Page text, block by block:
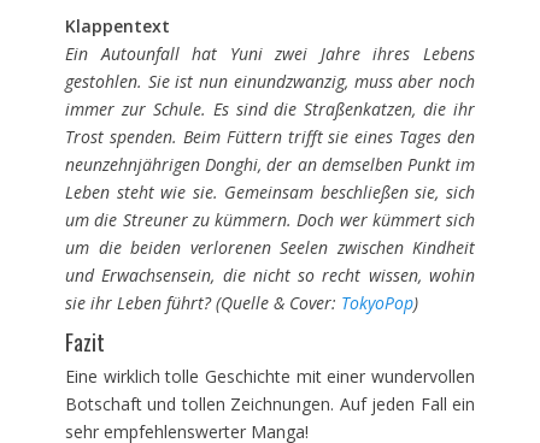
Klappentext
Ein Autounfall hat Yuni zwei Jahre ihres Lebens
gestohlen. Sie ist nun einundzwanzig, muss aber noch
immer zur Schule. Es sind die Straßenkatzen, die ihr
Trost spenden. Beim Füttern trifft sie eines Tages den
neunzehnjährigen Donghi, der an demselben Punkt im
Leben steht wie sie. Gemeinsam beschließen sie, sich
um die Streuner zu kümmern. Doch wer kümmert sich
um die beiden verlorenen Seelen zwischen Kindheit
und Erwachsensein, die nicht so recht wissen, wohin
sie ihr Leben führt? (Quelle & Cover: TokyoPop)
Fazit
Eine wirklich tolle Geschichte mit einer wundervollen
Botschaft und tollen Zeichnungen. Auf jeden Fall ein
sehr empfehlenswerter Manga!